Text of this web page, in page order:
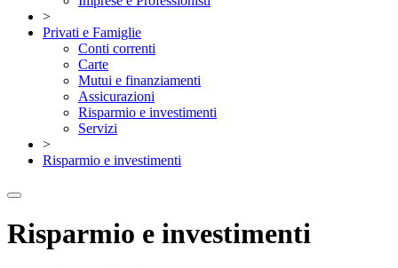
>
Privati e Famiglie
Conti correnti
Carte
Mutui e finanziamenti
Assicurazioni
Risparmio e investimenti
Servizi
>
Risparmio e investimenti
Risparmio e investimenti